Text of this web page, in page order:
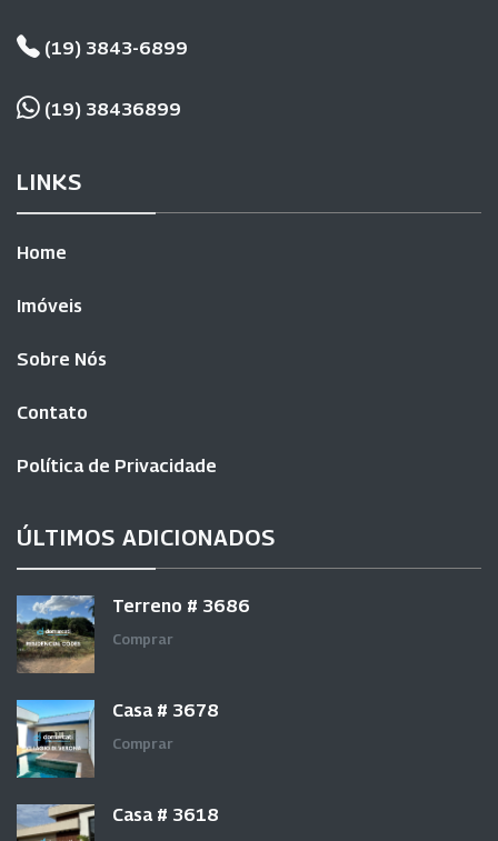
(19) 3843-6899
(19) 38436899
LINKS
Home
Imóveis
Sobre Nós
Contato
Política de Privacidade
ÚLTIMOS ADICIONADOS
Terreno # 3686
Comprar
Casa # 3678
Comprar
Casa # 3618